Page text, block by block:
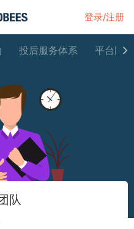
登录/注册
投后服务体系 平台顾问
队